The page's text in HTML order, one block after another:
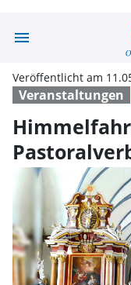
menu
Veranstaltungen
Veröffentlicht am